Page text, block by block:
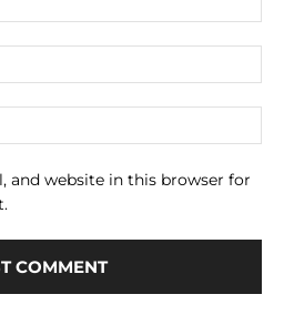
and website in this browser for